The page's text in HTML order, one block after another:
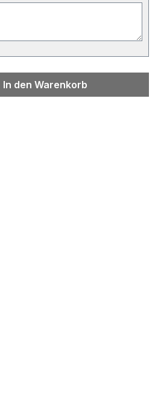
gewünschten Wert
In den Warenkorb